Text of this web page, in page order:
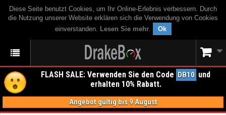
Diese Seite benutzt Cookies, um Ihr Online-Erlebnis verbessern. Durch
die Nutzung unserer Website erklären sich die Verwendung von Cookies
einverstanden. Lesen Sie mehr. Ok
FLASH SALE: Verwenden Sie den Code DB10 und
erhalten 10% Rabatt.
Angebot gültig bis 9 August